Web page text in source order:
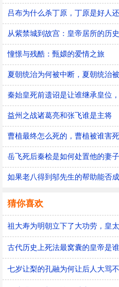
吕布为什么杀丁原，丁原是好人
从紫禁城到故宫：皇帝居所的历
憧憬与残酷：甄嬛的爱情之旅
夏朝统治为何被中断，夏朝统治
益州之战诸葛亮和张飞谁是主将
曹植最终怎么死的，曹植被谁害
如果老八得到邬先生的帮助能否
猜你喜欢
祖大寿为明朝立下了大功劳，皇
古代历史上死法最窝囊的皇帝是
七岁让梨的孔融为何让后人大骂